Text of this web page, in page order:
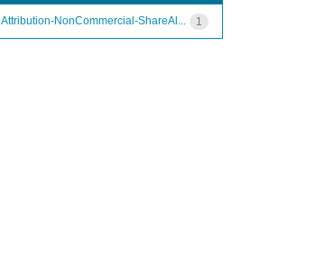
1
Attribution-NonCommercial-ShareAl...